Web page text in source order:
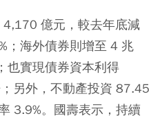
億元，較去年底減
；海外債券則增至 4 兆
也實現債券資本利得
另外，不動產投資 87.45
3.9%。國壽表示，持續